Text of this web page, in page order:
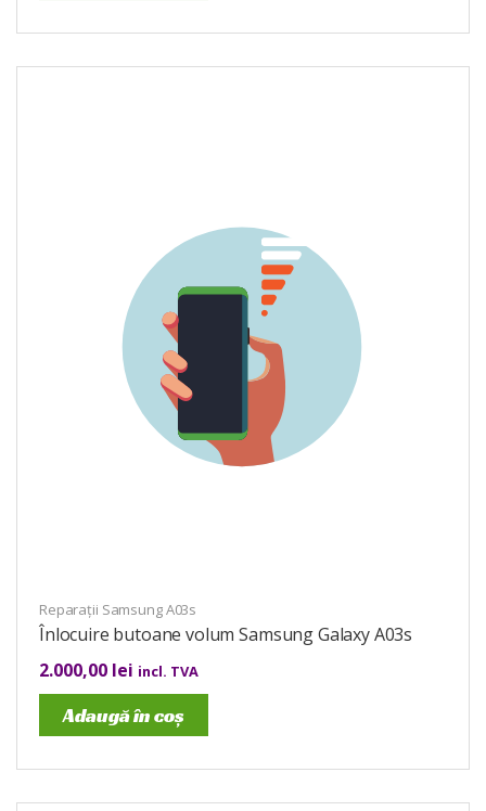
Reparații Samsung A03s
Înlocuire butoane volum Samsung Galaxy A03s
2.000,00 lei incl. TVA
Adaugă în coș